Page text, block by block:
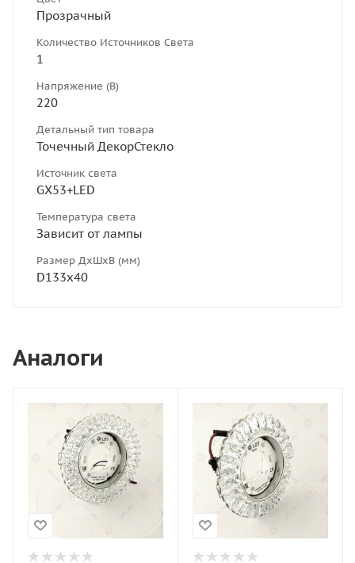
Прозрачный
Количество Источников Света
1
Напряжение (В)
220
Детальный тип товара
Точечный ДекорСтекло
Источник света
GX53+LED
Температура света
Зависит от лампы
Размер ДхШхВ (мм)
D133х40
Аналоги